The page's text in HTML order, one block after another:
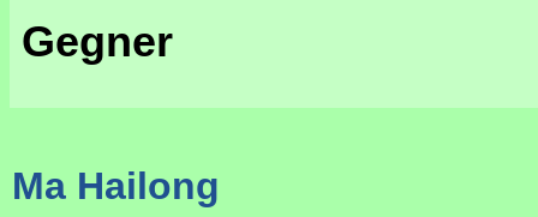
Gegner
Ma Hailong